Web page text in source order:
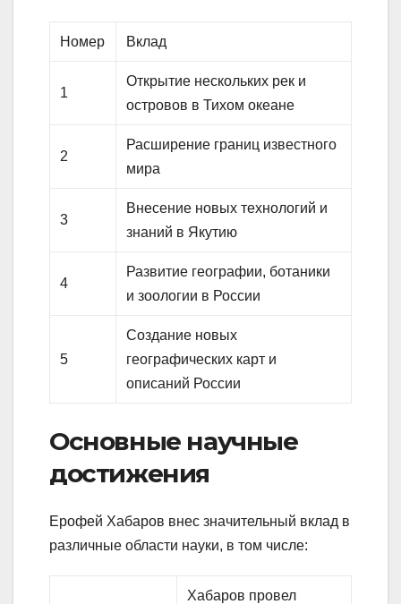
Номер Вклад
1
Открытие нескольких рек и
островов в Тихом океане
2
Расширение границ известного
мира
3
Внесение новых технологий и
знаний в Якутию
4
Развитие географии, ботаники
и зоологии в России
5
Создание новых
географических карт и
описаний России
Основные научные
достижения
Ерофей Хабаров внес значительный вклад в
различные области науки, в том числе:
Хабаров провел